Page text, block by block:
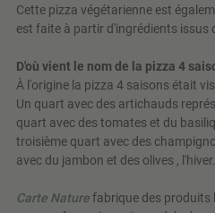
Cette pizza végétarienne est
est faite à partir d'ingrédients issus
D'où vient le nom de la pizza 4
À l'origine la pizza 4 saisons était
Un quart avec des artichauds
quart avec des tomates et du
troisième quart avec des
avec du jambon et des olives , l'hiver.
Carte Naturefabrique des produits